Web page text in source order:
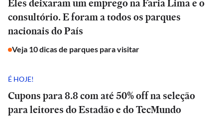
Eles deixaram um emprego na Faria Lima e o
consultório. E foram a todos os parques
nacionais do País
Veja 10 dicas de parques para visitar
É HOJE!
Cupons para 8.8 com até 50% off na seleção
para leitores do Estadão e do TecMundo